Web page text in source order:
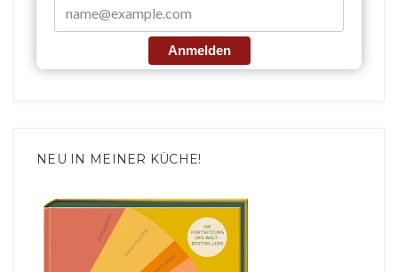
Anmelden
NEU IN MEINER KÜCHE!